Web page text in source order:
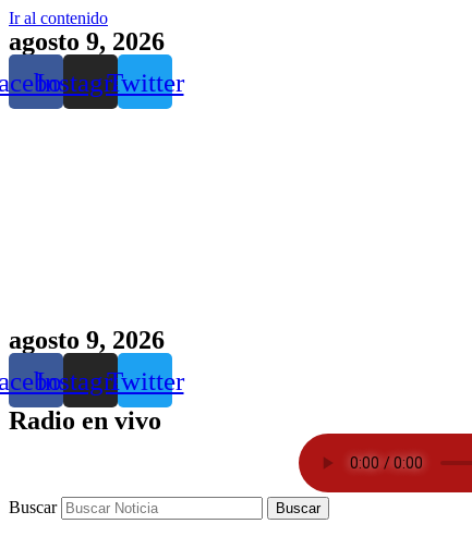
Ir al contenido
agosto 9, 2026
InstagramTwitter
agosto 9, 2026
InstagramTwitter
Radio en vivo
Buscar Buscar